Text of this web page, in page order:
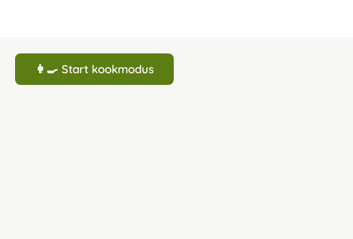
👩‍🍳 Start kookmodus